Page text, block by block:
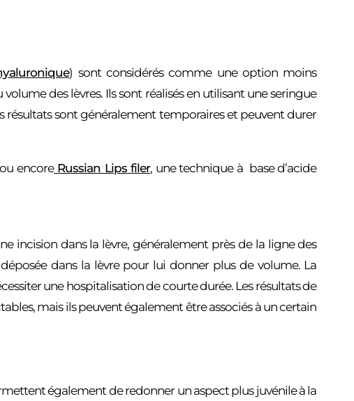
) sont considérés comme une option moins
des lèvres. Ils sont réalisés en utilisant une seringue
sont généralement temporaires et peuvent durer
encoreRussian Lips filer, une technique à base d’acide
incision dans la lèvre, généralement près de la ligne des
dans la lèvre pour lui donner plus de volume. La
une hospitalisation de courte durée. Les résultats de
mais ils peuvent également être associés à un certain
également de redonner un aspect plus juvénile à la